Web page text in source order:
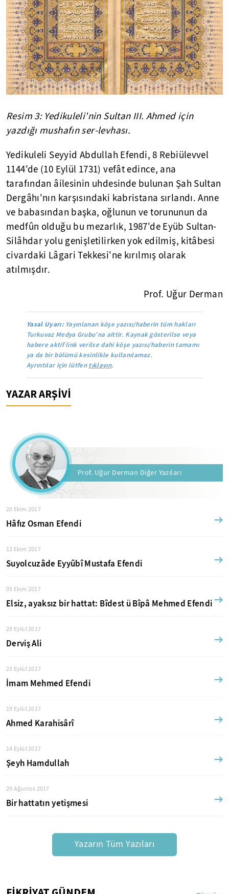
Resim 3: Yedikuleli'nin Sultan III. Ahmed için
yazdığı mushafın ser-levhası.
Yedikuleli Seyyid Abdullah Efendi, 8 Rebiülevvel
1144'de (10 Eylül 1731) vefât edince, ana
tarafından âilesinin uhdesinde bulunan Şah Sultan
Dergâhı'nın karşısındaki kabristana sırlandı. Anne
ve babasından başka, oğlunun ve torununun da
medfûn olduğu bu mezarlık, 1987'de Eyüb Sultan-
Silâhdar yolu genişletilirken yok edilmiş, kitâbesi
civardaki Lâgari Tekkesi'ne kırılmış olarak
atılmışdır.
Prof. Uğur Derman
Yasal Uyarı: Yayınlanan köşe yazısı/haberin tüm hakları
Turkuvaz Medya Grubu’na aittir. Kaynak gösterilse veya
habere aktif link verilse dahi köşe yazısı/haberin tamamı
ya da bir bölümü kesinlikle kullanılamaz.
Ayrıntılar için lütfentıklayın.
YAZAR ARŞİVİ
Prof. Uğur Derman Diğer Yazıları
20 Ekim 2017
Hâfız Osman Efendi
12 Ekim 2017
Suyolcuzâde Eyyûbî Mustafa Efendi
05 Ekim 2017
Elsiz, ayaksız bir hattat: Bîdest ü Bîpâ Mehmed Efendi
28 Eylül 2017
Derviş Ali
23 Eylül 2017
İmam Mehmed Efendi
19 Eylül 2017
Ahmed Karahisârî
14 Eylül 2017
Şeyh Hamdullah
29 Ağustos 2017
Bir hattatın yetişmesi
Yazarın Tüm Yazıları